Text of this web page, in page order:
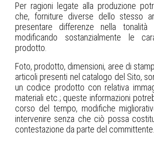
Per ragioni legate alla produzione
che, forniture diverse dello stesso
presentare differenze nella
modificando sostanzialmente le
prodotto.
Foto, prodotto, dimensioni, aree di
articoli presenti nel catalogo del Sito,
un codice prodotto con relativa
materiali etc.; queste informazioni
corso del tempo, modifiche
intervenire senza che ciò possa
contestazione da parte del committente.